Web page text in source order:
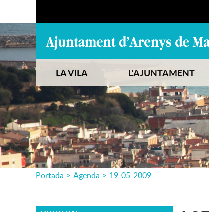
LA VILA L'AJUNTAMENT
Portada > Agenda > 19-05-2009